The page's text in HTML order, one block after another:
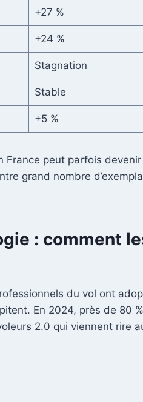
+27 %
+24 %
Stagnation
Stable
+5 %
France peut parfois
grand nombre
: comment
du vol ont
En 2024, près de 80
2.0 qui viennent rire